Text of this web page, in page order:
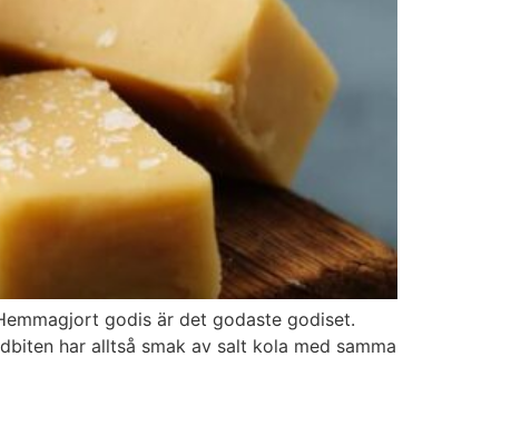
godis är det godaste godiset.
har alltså smak av salt kola med samma